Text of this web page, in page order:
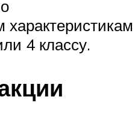
4 классу.